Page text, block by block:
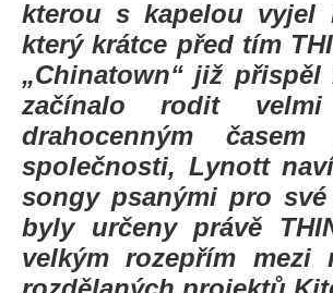
kterou s kapelou vyjel
který krátce před tím
„Chinatown“ již
začínalo rodit
drahocenným
společnosti, Lynott
songy psanými pro
byly určeny právě
velkým rozepřím